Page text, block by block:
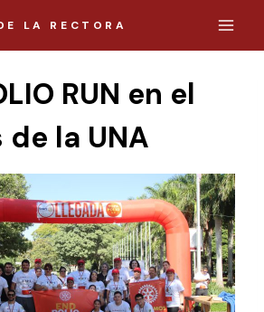
LA RECTORA
RUN en el
la UNA